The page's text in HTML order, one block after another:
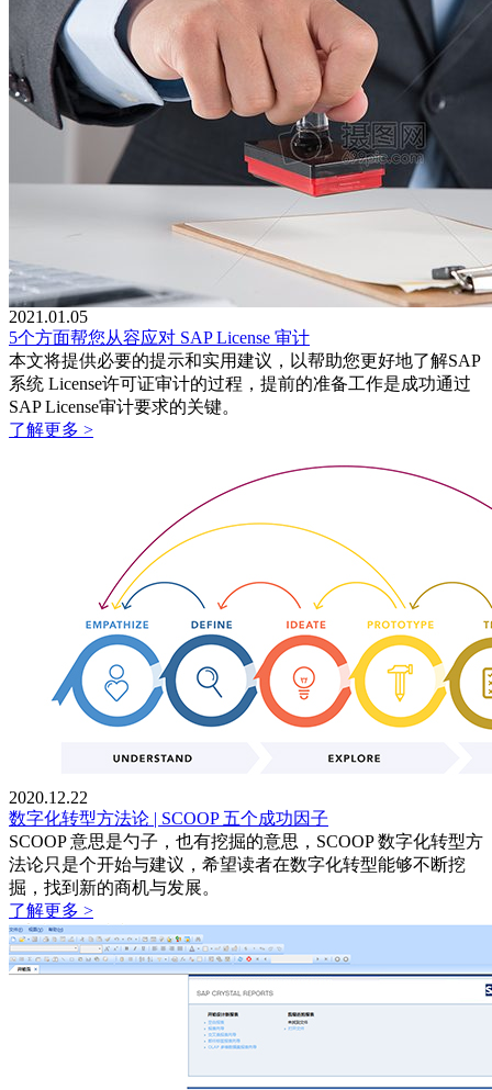
2021.01.05
5个方面帮您从容应对 SAP License 审计
本文将提供必要的提示和实用建议，以帮助您更好地了解SAP
系统 License许可证审计的过程，提前的准备工作是成功通过
SAP License审计要求的关键。
了解更多 >
2020.12.22
数字化转型方法论 | SCOOP 五个成功因子
SCOOP 意思是勺子，也有挖掘的意思，SCOOP 数字化转型方
法论只是个开始与建议，希望读者在数字化转型能够不断挖
掘，找到新的商机与发展。
了解更多 >